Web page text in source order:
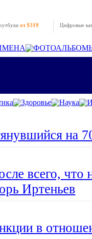
от $319 Цифровые
Здоровье Наука
на
всего, что
Иртеньев
в